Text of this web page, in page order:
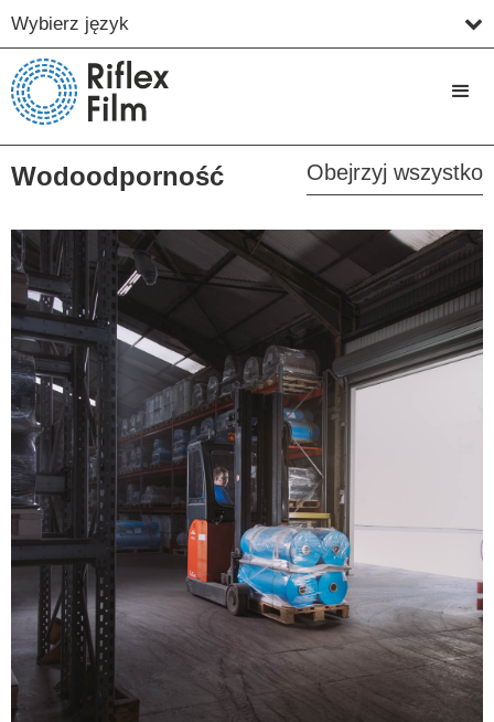
Wybierz język
Wodoodporność Obejrzyj wszystko